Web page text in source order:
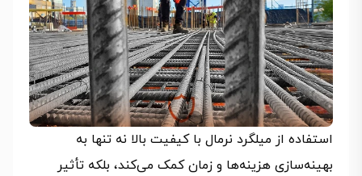
استفاده از میلگرد نرمال با کیفیت بالا نه تنها به
بهینه‌سازی هزینه‌ها و زمان کمک می‌کند، بلکه تأثیر